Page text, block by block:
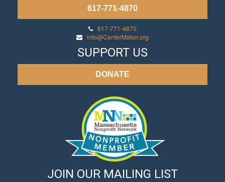
617-771-4870
617-771-4870
info@CenterMakor.org
SUPPORT US
DONATE
JOIN OUR MAILING LIST